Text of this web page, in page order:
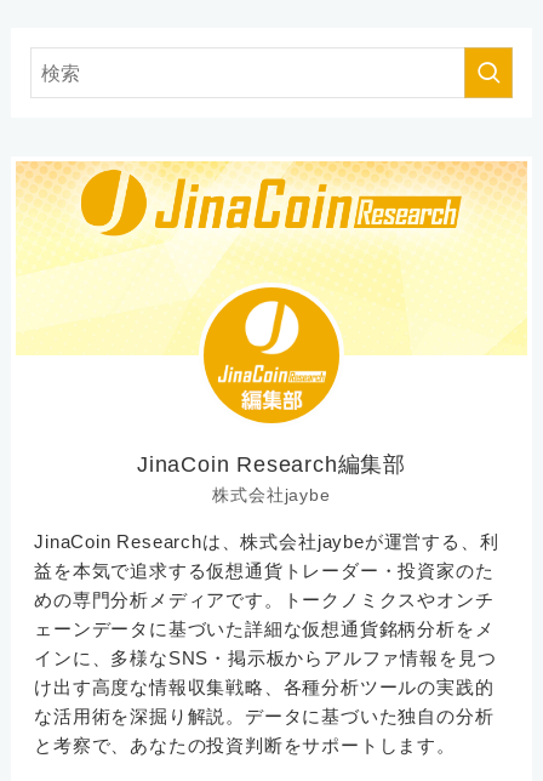
JinaCoin Research編集部
株式会社jaybe
JinaCoin Researchは、株式会社jaybeが運営する、利
益を本気で追求する仮想通貨トレーダー・投資家のた
めの専門分析メディアです。トークノミクスやオンチ
ェーンデータに基づいた詳細な仮想通貨銘柄分析をメ
インに、多様なSNS・掲示板からアルファ情報を見つ
け出す高度な情報収集戦略、各種分析ツールの実践的
な活用術を深掘り解説。データに基づいた独自の分析
と考察で、あなたの投資判断をサポートします。